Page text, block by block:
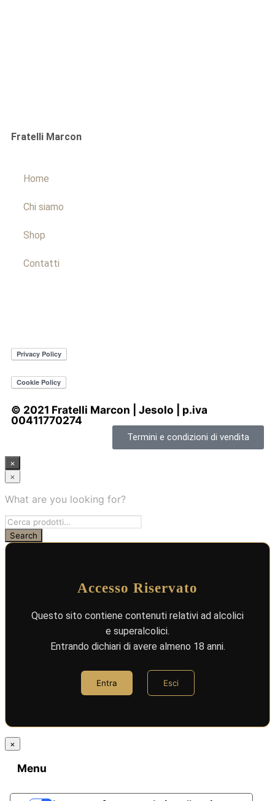
Fratelli Marcon
Home
Chi siamo
Shop
Contatti
© 2021 Fratelli Marcon | Jesolo | p.iva
00411770274
Termini e condizioni di vendita
×
×
What are you looking for?
Accesso Riservato
Questo sito contiene contenuti relativi ad alcolici
e superalcolici.
Entrando dichiari di avere almeno 18 anni.
Entra Esci
×
Menu